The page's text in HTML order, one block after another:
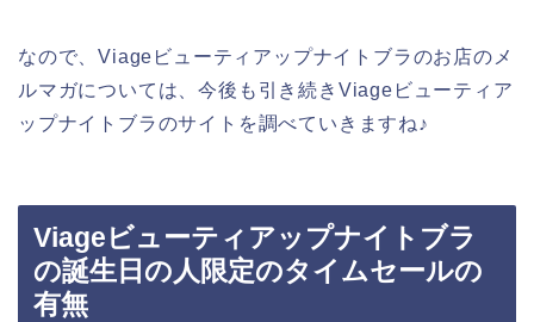
なので、Viageビューティアップナイトブラのお店のメ
ルマガについては、今後も引き続きViageビューティア
ップナイトブラのサイトを調べていきますね♪
Viageビューティアップナイトブラ
の誕生日の人限定のタイムセールの
有無